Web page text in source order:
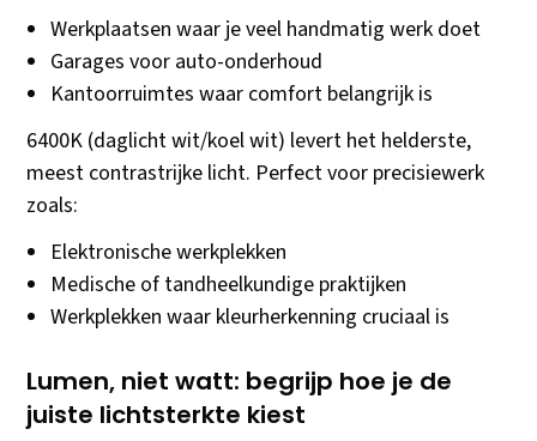
Werkplaatsen waar je veel handmatig werk doet
Garages voor auto-onderhoud
Kantoorruimtes waar comfort belangrijk is
6400K (daglicht wit/koel wit) levert het helderste,
meest contrastrijke licht. Perfect voor precisiewerk
zoals:
Elektronische werkplekken
Medische of tandheelkundige praktijken
Werkplekken waar kleurherkenning cruciaal is
Lumen, niet watt: begrijp hoe je de
juiste lichtsterkte kiest